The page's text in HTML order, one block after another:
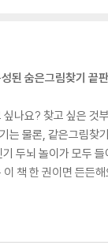
된 숨은그림찾기 끝
나요? 찾고 싶은 것
는 물론, 같은그림찾
두뇌 놀이가 모두
책 한 권이면 든든해